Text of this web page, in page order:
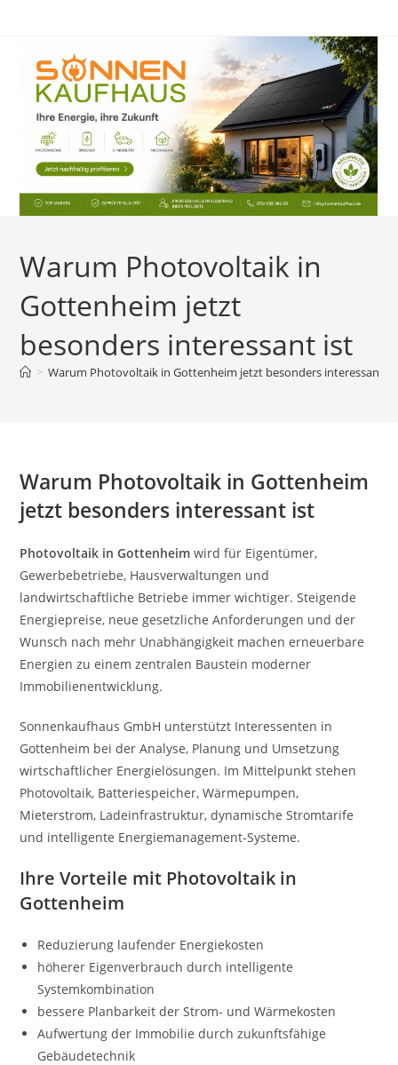
Warum Photovoltaik in
Gottenheim jetzt
besonders interessant ist
> Warum Photovoltaik in Gottenheim jetzt besonders interessant
Warum Photovoltaik in Gottenheim
jetzt besonders interessant ist
Photovoltaik in Gottenheim wird für Eigentümer,
Gewerbebetriebe, Hausverwaltungen und
landwirtschaftliche Betriebe immer wichtiger. Steigende
Energiepreise, neue gesetzliche Anforderungen und der
Wunsch nach mehr Unabhängigkeit machen erneuerbare
Energien zu einem zentralen Baustein moderner
Immobilienentwicklung.
Sonnenkaufhaus GmbH unterstützt Interessenten in
Gottenheim bei der Analyse, Planung und Umsetzung
wirtschaftlicher Energielösungen. Im Mittelpunkt stehen
Photovoltaik, Batteriespeicher, Wärmepumpen,
Mieterstrom, Ladeinfrastruktur, dynamische Stromtarife
und intelligente Energiemanagement-Systeme.
Ihre Vorteile mit Photovoltaik in
Gottenheim
Reduzierung laufender Energiekosten
höherer Eigenverbrauch durch intelligente
Systemkombination
bessere Planbarkeit der Strom- und Wärmekosten
Aufwertung der Immobilie durch zukunftsfähige
Gebäudetechnik